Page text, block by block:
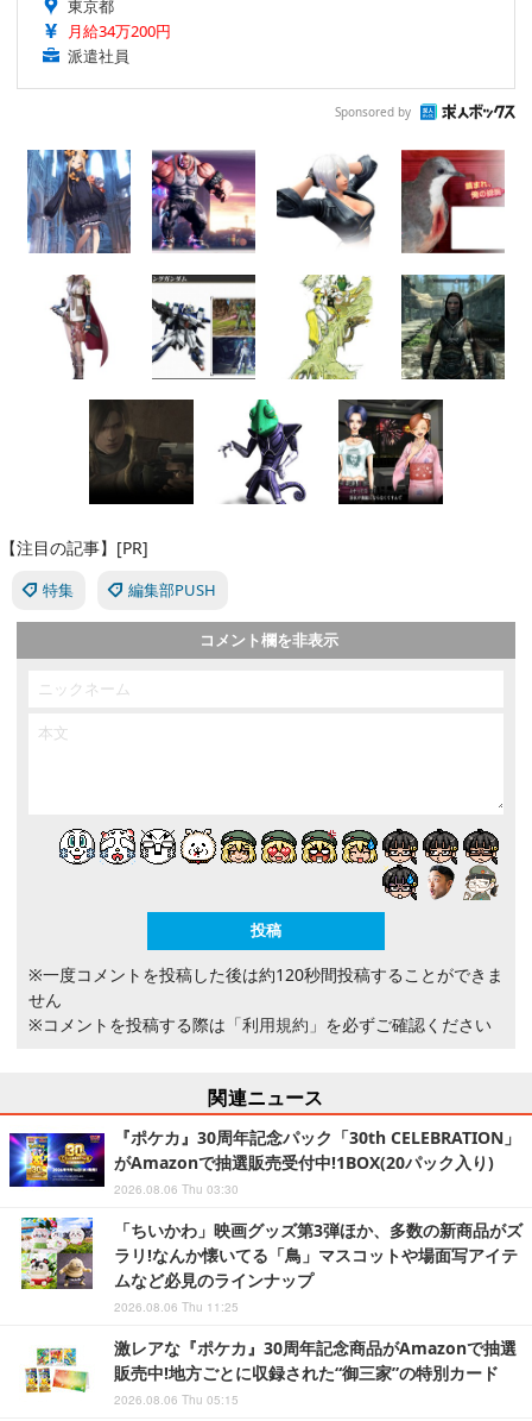
東京都
月給34万200円
派遣社員
Sponsored by
【注目の記事】[PR]
特集 編集部PUSH
コメント欄を非表示
※一度コメントを投稿した後は約120秒間投稿することができま
せん
※コメントを投稿する際は 「利用規約」 を必ずご確認ください
関連ニュース
『ポケカ』30周年記念パック「30th CELEBRATION」
がAmazonで抽選販売受付中!1BOX(20パック入り)
2026.08.06 Thu 03:30
「ちいかわ」映画グッズ第3弾ほか、多数の新商品がズ
ラリ!なんか懐いてる「鳥」マスコットや場面写アイテ
ムなど必見のラインナップ
2026.08.06 Thu 11:25
激レアな『ポケカ』30周年記念商品がAmazonで抽選
販売中!地方ごとに収録された“御三家”の特別カード
2026.08.06 Thu 05:15